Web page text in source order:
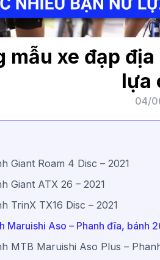
mẫu xe đạp
lựa
04/
Giant Roam 4 Disc – 2021
Giant ATX 26 – 2021
TrinX TX16 Disc – 2021
Maruishi Aso – Phanh đĩa, bánh
MTB Maruishi Aso Plus –